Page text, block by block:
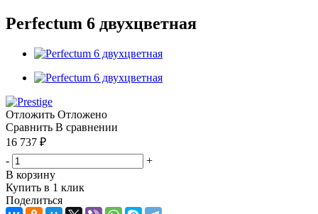
Perfectum 6 двухцветная
Отложить Отложено
Сравнить В сравнении
16 737 ₽
-
+
В корзину
Купить в 1 клик
Поделиться